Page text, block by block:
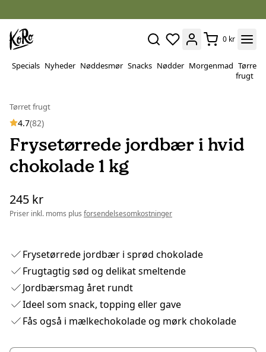
0 kr
Specials Nyheder Nøddesmør Snacks Nødder Morgenmad Tørret
frugt
Tørret frugt
4.7(82)
Frysetørrede jordbær i hvid
chokolade 1 kg
245 kr
Priser inkl. moms plus forsendelsesomkostninger
Frysetørrede jordbær i sprød chokolade
Frugtagtig sød og delikat smeltende
Jordbærsmag året rundt
Ideel som snack, topping eller gave
Fås også i mælkechokolade og mørk chokolade